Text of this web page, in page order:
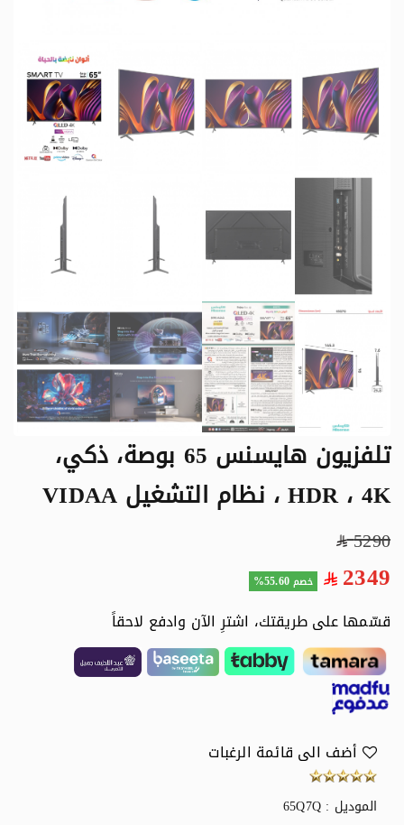
تلفزيون هايسنس 65 بوصة، ذكي،
HDR ، 4K ، نظام التشغيل VIDAA
5290
2349 خصم55.60%
قسّمها على طريقتك، اشترِ الآن وادفع لاحقاً
أضف الى قائمة الرغبات
الموديل : 65Q7Q